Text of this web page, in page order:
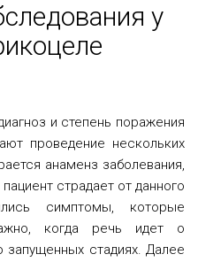
у
и степень поражения
проведение нескольких
анаменз заболевания,
страдает от данного
симптомы, которые
когда речь идет о
стадиях. Далее